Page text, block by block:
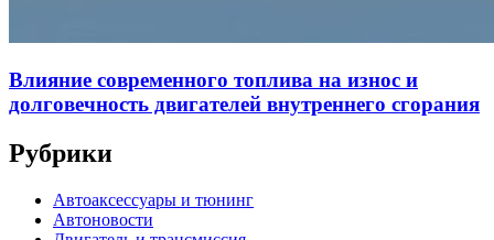
Влияние современного топлива на износ и
долговечность двигателей внутреннего сгорания
Рубрики
Автоаксессуары и тюнинг
Автоновости